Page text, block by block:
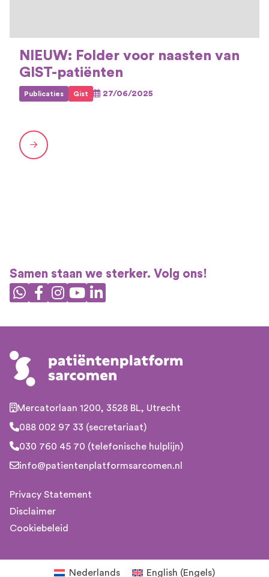
NIEUW: Folder voor naasten van
GIST-patiënten
Publicaties Gist 27/06/2025
Samen staan we sterker. Volg ons!
Mercatorlaan 1200, 3528 BL, Utrecht
088 002 97 33 (secretariaat)
030 760 45 70 (telefonische hulplijn)
info@patientenplatformsarcomen.nl
Privacy Statement
Disclaimer
Cookiebeleid
Nederlands English (Engels)